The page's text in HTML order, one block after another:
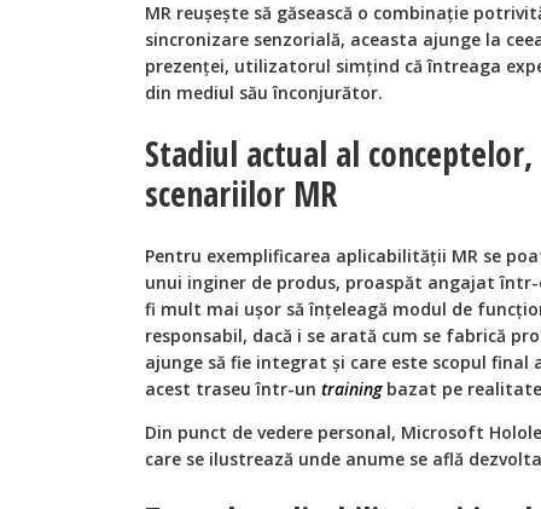
MR reușește să găsească o combinație
sincronizare senzorială, aceasta ajunge la
prezenței, utilizatorul simțind că întreaga
din mediul său înconjurător.
Stadiul actual al
scenariilor MR
Pentru exemplificarea aplicabilității MR se
unui inginer de produs, proaspăt angajat
fi mult mai ușor să înțeleagă modul de
responsabil, dacă i se arată cum se fabrică
ajunge să fie integrat și care este scopul
acest traseu într-un trainingbazat pe
Din punct de vedere personal, Microsoft
care se ilustrează unde anume se află